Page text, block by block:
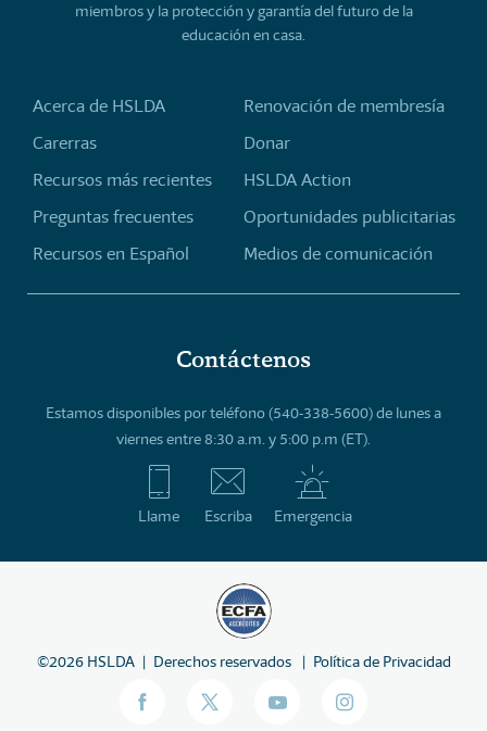
miembros y la protección y garantía del futuro de la
educación en casa.
Acerca de HSLDA
Carerras
Recursos más recientes
Preguntas frecuentes
Recursos en Español
Renovación de membresía
Donar
HSLDA Action
Oportunidades publicitarias
Medios de comunicación
Contáctenos
Estamos disponibles por teléfono (540-338-5600) de lunes a
viernes entre 8:30 a.m. y 5:00 p.m (ET).
Llame Escriba Emergencia
©2026 HSLDA Derechos reservados Política de Privacidad